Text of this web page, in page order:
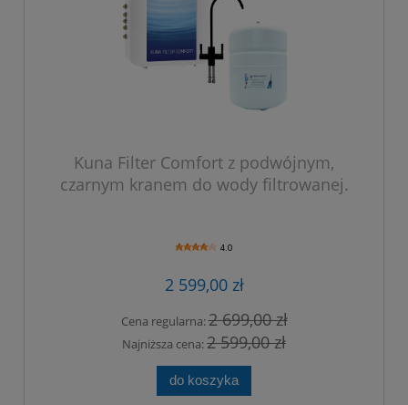
Kuna Filter Comfort z podwójnym,
czarnym kranem do wody filtrowanej.
4.0
2 599,00 zł
Cena regularna:2 699,00 zł
Najniższa cena:2 599,00 zł
do koszyka